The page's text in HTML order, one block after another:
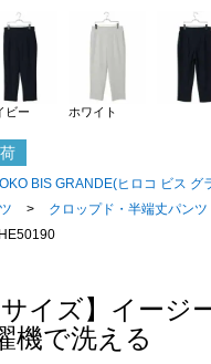
ビー ホワイト
BIS GRANDE(ヒロコ ビス グ
>
クロップド・半端丈パンツ
サイズ】イージ
機で洗える